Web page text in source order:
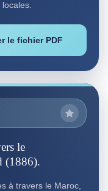
le fichier PDF
le
(1886).
à travers le Maroc,